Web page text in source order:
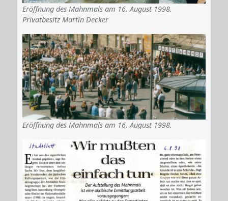
Eröffnung des Mahnmals am 16. August 1998.
Privatbesitz Martin Decker
Eröffnung des Mahnmals am 16. August 1998.